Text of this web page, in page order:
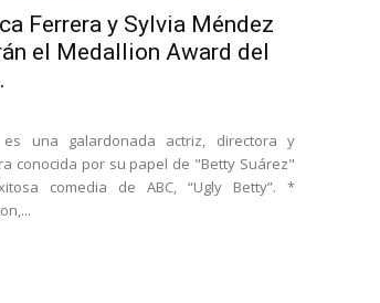
Ferrera y Sylvia Méndez
el Medallion Award del
es una galardonada actriz, directora y
conocida por su papel de "Betty Suárez"
comedia de ABC, “Ugly Betty”. *